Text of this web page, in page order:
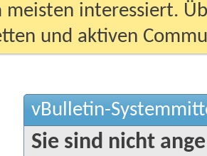
meisten interessiert.
und aktiven
vBulletin-
Sie sind nicht